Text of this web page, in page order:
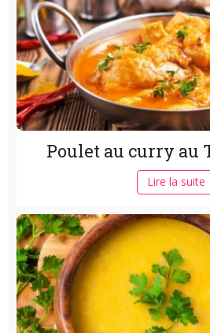
Poulet au curry au
Lire la suite